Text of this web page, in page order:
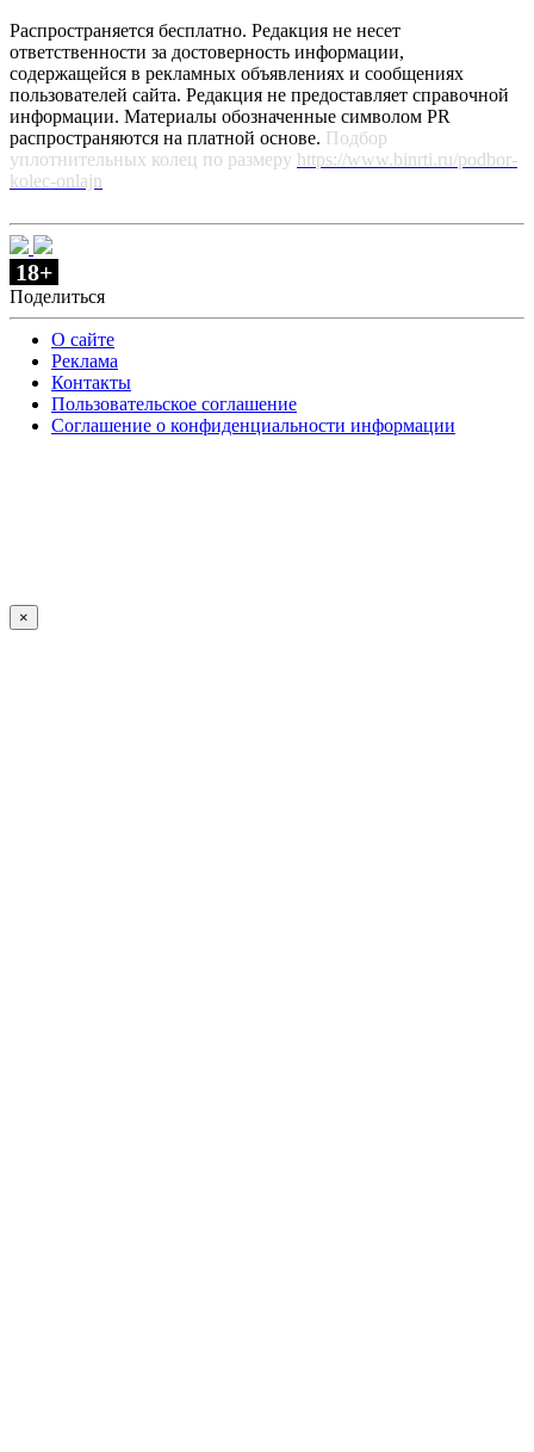
Распространяется бесплатно. Редакция не несет
ответственности за достоверность информации,
содержащейся в рекламных объявлениях и сообщениях
пользователей сайта. Редакция не предоставляет справочной
информации. Материалы обозначенные символом PR
распространяются на платной основе. Подбор
уплотнительных колец по размеру https://www.binrti.ru/podbor-
kolec-onlajn
18+
Поделиться
О сайте
Реклама
Контакты
Пользовательское соглашение
Соглашение о конфиденциальности информации
×